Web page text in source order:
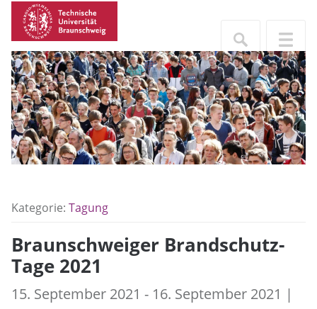
Kategorie: Tagung
Braunschweiger Brandschutz-
Tage 2021
15. September 2021 - 16. September 2021 |